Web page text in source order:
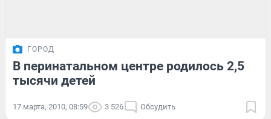
ГОРОД
В перинатальном центре родилось 2,5
тысячи детей
17 марта, 2010, 08:59 3 526 Обсудить